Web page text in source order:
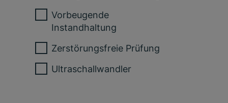
Vorbeugende
Instandhaltung
Zerstörungsfreie Prüfung
Ultraschallwandler